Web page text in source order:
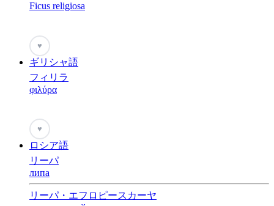
Ficus religiosa
♥
ギリシャ語
フィリラ
φιλύρα
♥
ロシア語
リーパ
липа
リーパ・エフロピースカーヤ